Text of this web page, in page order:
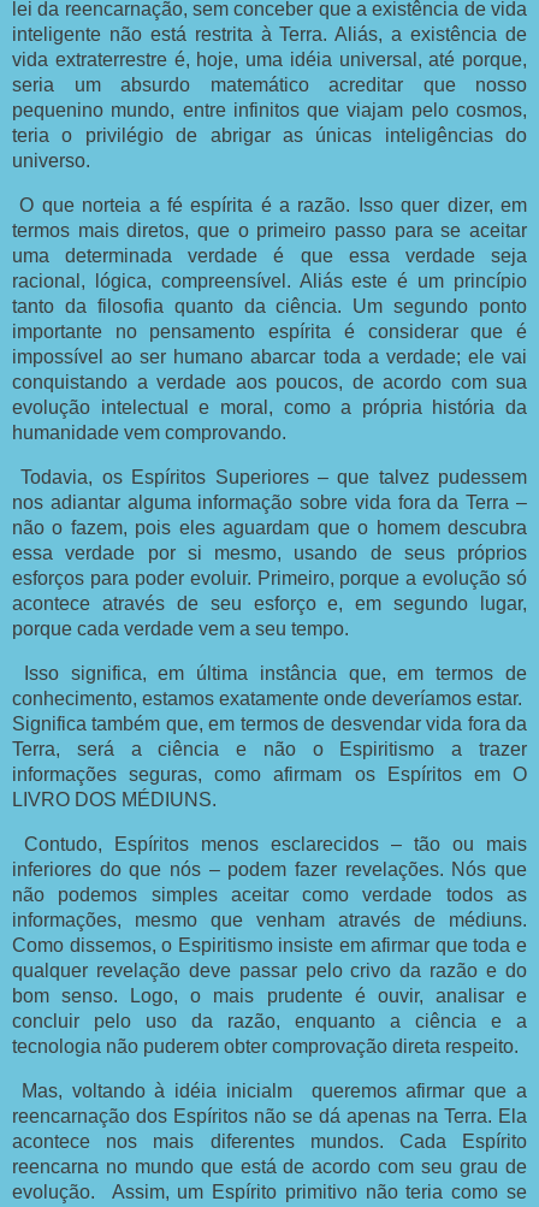
lei da reencarnação, sem conceber que a existência de vida
inteligente não está restrita à Terra. Aliás, a existência de
vida extraterrestre é, hoje, uma idéia universal, até porque,
seria um absurdo matemático acreditar que nosso
pequenino mundo, entre infinitos que viajam pelo cosmos,
teria o privilégio de abrigar as únicas inteligências do
universo.
O que norteia a fé espírita é a razão. Isso quer dizer, em
termos mais diretos, que o primeiro passo para se aceitar
uma determinada verdade é que essa verdade seja
racional, lógica, compreensível. Aliás este é um princípio
tanto da filosofia quanto da ciência. Um segundo ponto
importante no pensamento espírita é considerar que é
impossível ao ser humano abarcar toda a verdade; ele vai
conquistando a verdade aos poucos, de acordo com sua
evolução intelectual e moral, como a própria história da
humanidade vem comprovando.
Todavia, os Espíritos Superiores – que talvez pudessem
nos adiantar alguma informação sobre vida fora da Terra –
não o fazem, pois eles aguardam que o homem descubra
essa verdade por si mesmo, usando de seus próprios
esforços para poder evoluir. Primeiro, porque a evolução só
acontece através de seu esforço e, em segundo lugar,
porque cada verdade vem a seu tempo.
Isso significa, em última instância que, em termos de
conhecimento, estamos exatamente onde deveríamos estar.
Significa também que, em termos de desvendar vida fora da
Terra, será a ciência e não o Espiritismo a trazer
informações seguras, como afirmam os Espíritos em O
LIVRO DOS MÉDIUNS.
Contudo, Espíritos menos esclarecidos – tão ou mais
inferiores do que nós – podem fazer revelações. Nós que
não podemos simples aceitar como verdade todos as
informações, mesmo que venham através de médiuns.
Como dissemos, o Espiritismo insiste em afirmar que toda e
qualquer revelação deve passar pelo crivo da razão e do
bom senso. Logo, o mais prudente é ouvir, analisar e
concluir pelo uso da razão, enquanto a ciência e a
tecnologia não puderem obter comprovação direta respeito.
Mas, voltando à idéia inicialm queremos afirmar que a
reencarnação dos Espíritos não se dá apenas na Terra. Ela
acontece nos mais diferentes mundos. Cada Espírito
reencarna no mundo que está de acordo com seu grau de
evolução. Assim, um Espírito primitivo não teria como se